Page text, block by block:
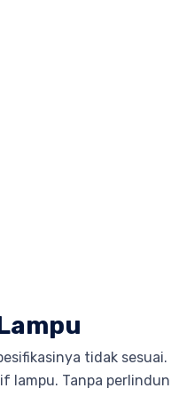
tidak
lampu. Tanpa